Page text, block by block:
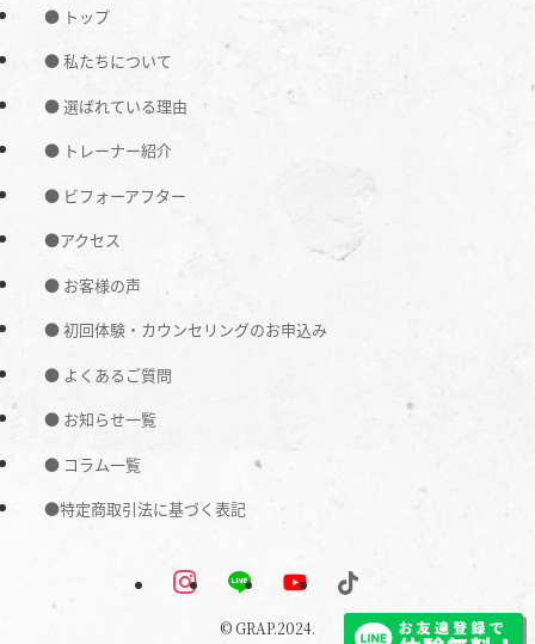
● トップ
● 私たちについて
● 選ばれている理由
● トレーナー紹介
● ビフォーアフター
●アクセス
● お客様の声
● 初回体験・カウンセリングのお申込み
● よくあるご質問
● お知らせ一覧
● コラム一覧
●特定商取引法に基づく表記
© GRAP.2024.